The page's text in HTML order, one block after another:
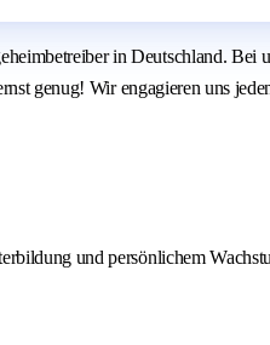
in Deutschland. Bei
genug! Wir engagieren uns
und persönlichem